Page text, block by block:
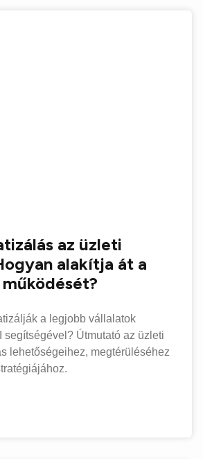
az üzleti
alakítja át a
a legjobb vállalatok
segítségével? Útmutató az üzleti
lehetőségeihez, megtérüléséhez